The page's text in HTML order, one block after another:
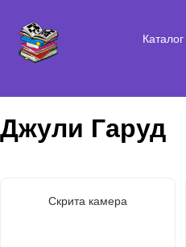
Джули Гаруд
Скрита камера